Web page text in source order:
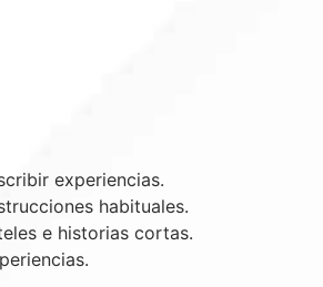
experiencias.
habituales.
e historias cortas.